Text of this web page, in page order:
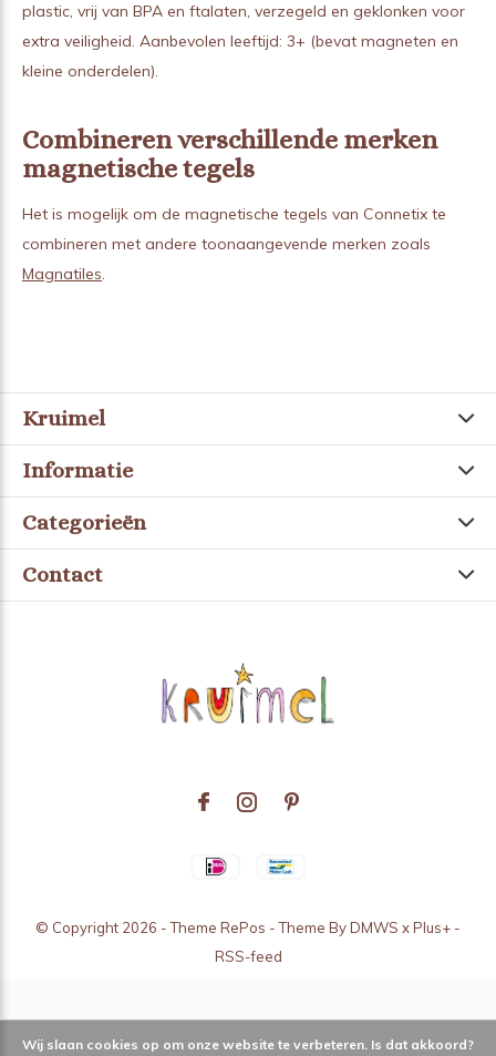
plastic, vrij van BPA en ftalaten, verzegeld en geklonken voor
extra veiligheid. Aanbevolen leeftijd: 3+ (bevat magneten en
kleine onderdelen).
Combineren verschillende merken
magnetische tegels
Het is mogelijk om de magnetische tegels van Connetix te
combineren met andere toonaangevende merken zoals
Magnatiles.
Kruimel
Informatie
Categorieën
Contact
© Copyright 2026 - Theme RePos - Theme ByDMWS xPlus+ -
RSS-feed
Wij slaan cookies op om onze website te verbeteren. Is dat akkoord?